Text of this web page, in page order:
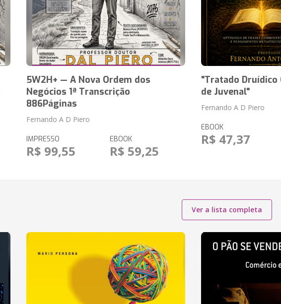
5W2H+ — A Nova Ordem dos
Negócios 1ª Transcrição
886Páginas
Fernando A D Piero
IMPRESSO
R$ 99,55
EBOOK
R$ 59,25
"Tratado Druídico
de Juvenal"
Fernando A D Piero
EBOOK
R$ 47,37
Ver a lista completa